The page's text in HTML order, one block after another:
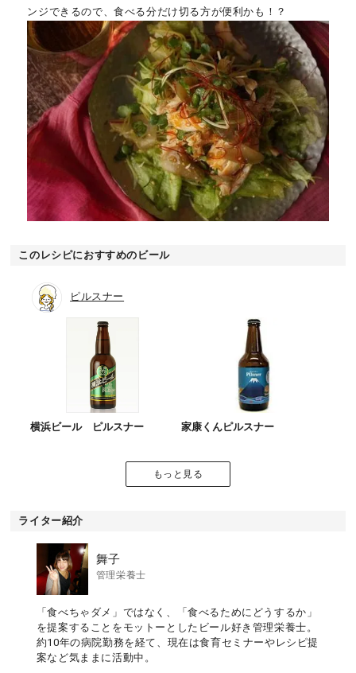
ンジできるので、食べる分だけ切る方が便利かも！？
このレシピにおすすめのビール
ピルスナー
横浜ビール ピルスナー 家康くんピルスナー
もっと見る
ライター紹介
舞子
管理栄養士
「食べちゃダメ」ではなく、「食べるためにどうするか」
を提案することをモットーとしたビール好き管理栄養士。
約10年の病院勤務を経て、現在は食育セミナーやレシピ提
案など気ままに活動中。